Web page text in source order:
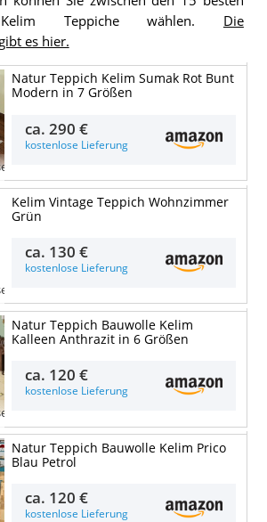
Kelim Teppiche wählen. Die
es hier.
Natur Teppich Kelim Sumak Rot Bunt
Modern in 7 Größen
ca.290 €
kostenlose Lieferung
Kelim Vintage Teppich Wohnzimmer
Grün
ca. 130 €
kostenlose Lieferung
Natur Teppich Bauwolle Kelim
Kalleen Anthrazit in 6 Größen
ca. 120 €
kostenlose Lieferung
Natur Teppich Bauwolle Kelim Prico
Blau Petrol
ca. 120 €
kostenlose Lieferung